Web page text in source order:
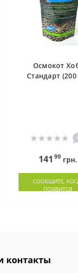
Осмокот
Стандарт (200
141 99грн.
СООБЩИТЕ,
ПОЯВИТСЯ
контакты